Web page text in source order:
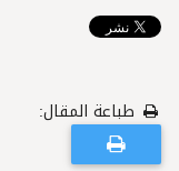
طباعة المقال: